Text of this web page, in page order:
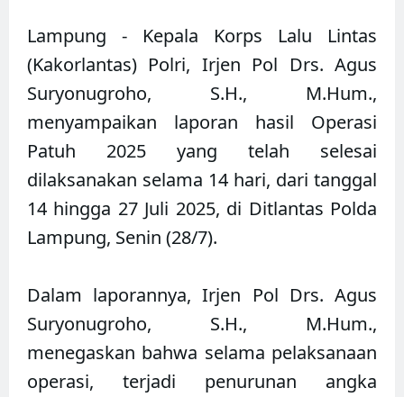
Lampung - Kepala Korps Lalu Lintas
(Kakorlantas) Polri, Irjen Pol Drs. Agus
Suryonugroho, S.H., M.Hum.,
menyampaikan laporan hasil Operasi
Patuh 2025 yang telah selesai
dilaksanakan selama 14 hari, dari tanggal
14 hingga 27 Juli 2025, di Ditlantas Polda
Lampung, Senin (28/7).
Dalam laporannya, Irjen Pol Drs. Agus
Suryonugroho, S.H., M.Hum.,
menegaskan bahwa selama pelaksanaan
operasi, terjadi penurunan angka